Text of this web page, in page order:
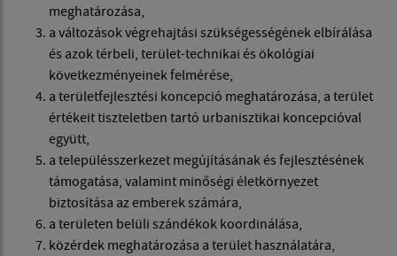
meghatározása,
a változások végrehajtási szükségességének elbírálása
és azok térbeli, terület-technikai és ökológiai
következményeinek felmérése,
a területfejlesztési koncepció meghatározása, a terület
értékeit tiszteletben tartó urbanisztikai koncepcióval
együtt,
a településszerkezet megújításának és fejlesztésének
támogatása, valamint minőségi életkörnyezet
biztosítása az emberek számára,
a területen belüli szándékok koordinálása,
közérdek meghatározása a terület használatára,